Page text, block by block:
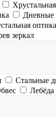
Дневные
оптика
зеркал
Стальные
Лебёда